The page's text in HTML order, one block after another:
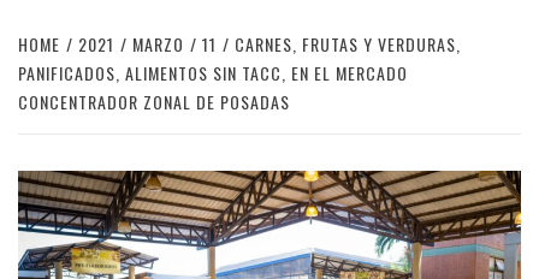
HOME 2021 MARZO 11
CARNES, FRUTAS Y VERDURAS,
PANIFICADOS, ALIMENTOS SIN TACC, EN EL MERCADO
CONCENTRADOR ZONAL DE POSADAS